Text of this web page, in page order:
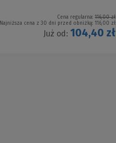
Cena regularna: 116,00 zł
Najniższa cena z 30 dni przed obniżką: 116,00 zł
Już od: 104,40 zł